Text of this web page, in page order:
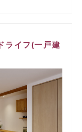
ライフ(一戸建